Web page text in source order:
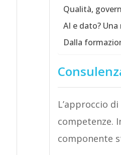
Qualità,
AI e dato?
Dalla
L’approccio
competenze.
componente